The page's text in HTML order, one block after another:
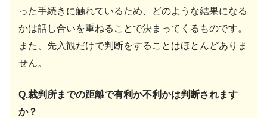
った手続きに触れているため、どのような結果になる
かは話し合いを重ねることで決まってくるものです。
また、先入観だけで判断をすることはほとんどありま
せん。
Q.裁判所までの距離で有利か不利かは判断されます
か？